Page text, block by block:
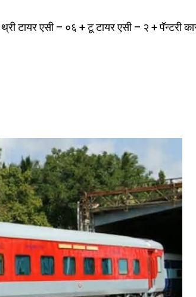
एसी – ०६ + टू टायर एसी – २ + पॅन्टरी